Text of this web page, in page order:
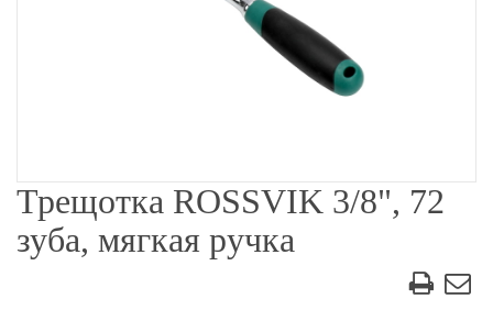
Трещотка ROSSVIK 3/8", 72
зуба, мягкая ручка